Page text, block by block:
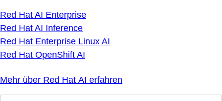
Red Hat AI Enterprise
Red Hat AI Inference
Red Hat Enterprise Linux AI
Red Hat OpenShift AI
Mehr über Red Hat AI erfahren